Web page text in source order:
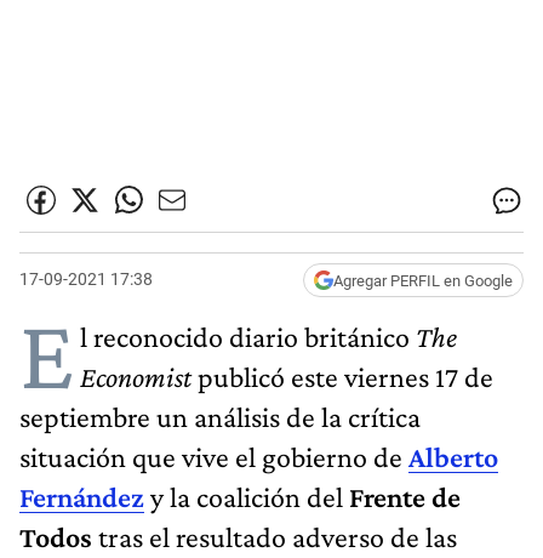
17-09-2021 17:38 Agregar PERFIL en Google
E l reconocido diario británico The
Economistpublicó este viernes 17 de
septiembre un análisis de la crítica
situación que vive el gobierno de Alberto
Fernándezy la coalición del Frente de
Todos tras el resultado adverso de las